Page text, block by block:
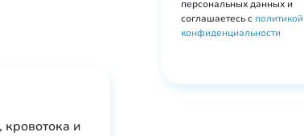
персональных данных и
соглашаетесь с политикой
конфиденциальности
кровотока и